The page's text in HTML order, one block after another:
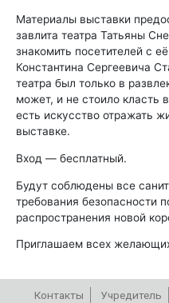
Материалы выставки
завлита театра Татьяны
знакомить посетителей с
Константина Сергеевича
театра был только в
может, и не стоило класть
есть искусство отражать
выставке.
Вход — бесплатный.
Будут соблюдены все
требования безопасности
распространения новой
Приглашаем всех
Контакты Учредитель